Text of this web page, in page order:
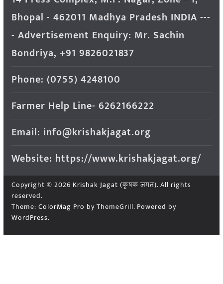
Bhopal - 462011 Madhya Pradesh INDIA ---
- Advertisement Enquiry: Mr. Sachin
Bondriya, +91 9826021837
Phone: (0755) 4248100
Farmer Help Line- 6262166222
Email: info@krishakjagat.org
Website: https://www.krishakjagat.org/
Copyright © 2026 Krishak Jagat (कृषक जगत). All rights
reserved.
Theme: ColorMag Pro by ThemeGrill. Powered by
WordPress.